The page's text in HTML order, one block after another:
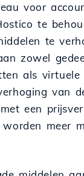
voor
te
te
zowel
als virtuele
van
een
meer